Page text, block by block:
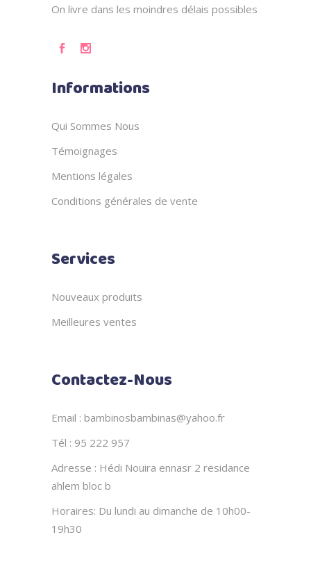
On livre dans les moindres délais possibles
Informations
Qui Sommes Nous
Témoignages
Mentions légales
Conditions générales de vente
Services
Nouveaux produits
Meilleures ventes
Contactez-Nous
Email : bambinosbambinas@yahoo.fr
Tél : 95 222 957
Adresse : Hédi Nouira ennasr 2 residance
ahlem bloc b
Horaires: Du lundi au dimanche de 10h00-
19h30